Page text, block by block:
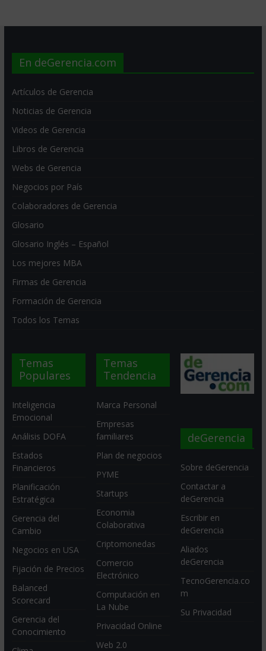
En deGerencia.com
Artículos de Gerencia
Noticias de Gerencia
Videos de Gerencia
Libros de Gerencia
Webs de Gerencia
Negocios por País
Colaboradores de Gerencia
Glosario
Glosario Inglés – Español
Los mejores MBA
Firmas de Gerencia
Formación de Gerencia
Todos los Temas
Temas
Populares
Inteligencia
Emocional
Análisis DOFA
Estados
Financieros
Planificación
Estratégica
Gerencia del
Cambio
Negocios en USA
Fijación de Precios
Balanced
Scorecard
Gerencia del
Conocimiento
Temas
Tendencia
Marca Personal
Empresas
familiares
Plan de negocios
PYME
Startups
Economia
Colaborativa
Criptomonedas
Comercio
Electrónico
Computación en
La Nube
Privacidad Online
Web 2.0
deGerencia
Sobre deGerencia
Contactar a
deGerencia
Escribir en
deGerencia
Aliados
deGerencia
TecnoGerencia.co
m
Su Privacidad